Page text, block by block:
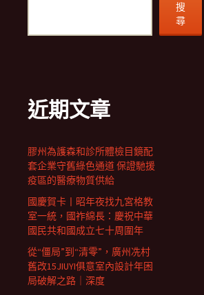
搜
尋
近期文章
膠州為護森和診所體檢目鏡配
套企業守舊綠色通道 保證馳援
疫區的醫療物質供給
國慶賀卡丨昭年夜找九宮格教
室一統，國祚綿長：慶祝中華
國民共和國成立七十周圍年
從“僵局”到“清零”，廣州冼村
舊改15JIUYI俱意室內設計年困
局破解之路｜深度